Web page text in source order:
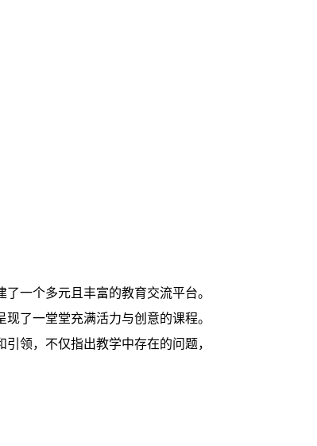
一个多元且丰富的教育交流平台。
了一堂堂充满活力与创意的课程。
领，不仅指出教学中存在的问题，